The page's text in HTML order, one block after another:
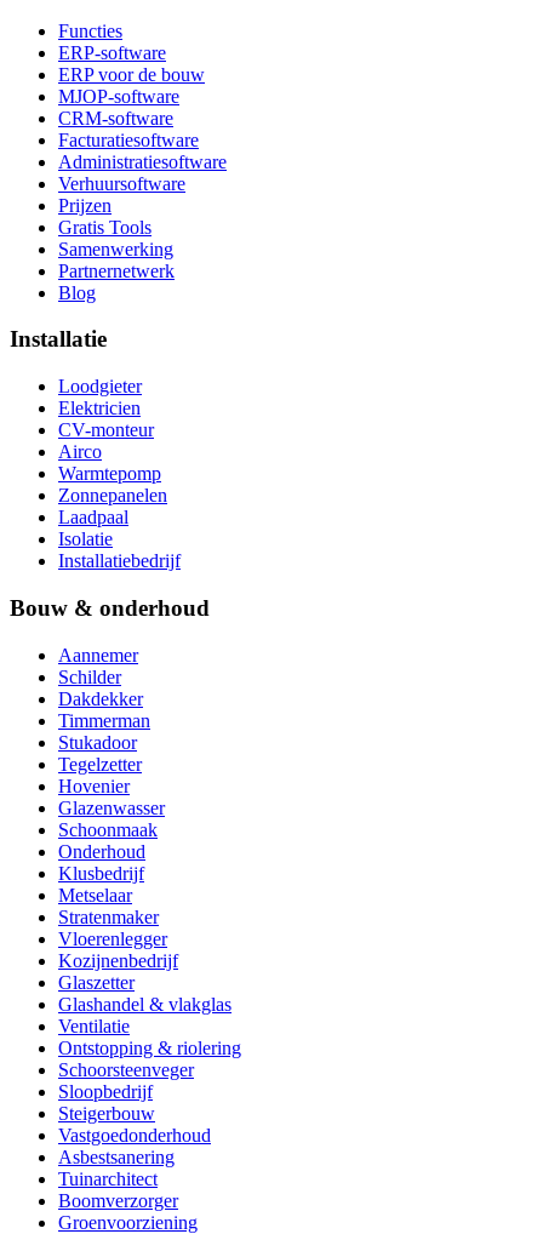
Functies
ERP-software
ERP voor de bouw
MJOP-software
CRM-software
Facturatiesoftware
Administratiesoftware
Verhuursoftware
Prijzen
Gratis Tools
Samenwerking
Partnernetwerk
Blog
Installatie
Loodgieter
Elektricien
CV-monteur
Airco
Warmtepomp
Zonnepanelen
Laadpaal
Isolatie
Installatiebedrijf
Bouw & onderhoud
Aannemer
Schilder
Dakdekker
Timmerman
Stukadoor
Tegelzetter
Hovenier
Glazenwasser
Schoonmaak
Onderhoud
Klusbedrijf
Metselaar
Stratenmaker
Vloerenlegger
Kozijnenbedrijf
Glaszetter
Glashandel & vlakglas
Ventilatie
Ontstopping & riolering
Schoorsteenveger
Sloopbedrijf
Steigerbouw
Vastgoedonderhoud
Asbestsanering
Tuinarchitect
Boomverzorger
Groenvoorziening